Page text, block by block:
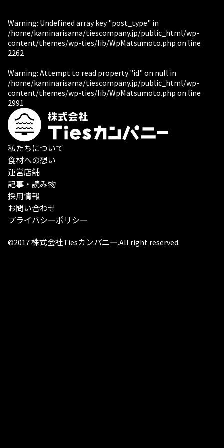
Warning: Undefined array key "post_type" in
/home/kaminarisama/tiescompany.jp/public_html/wp-
content/themes/wp-ties/lib/WpMatsumoto.php on line
2262
Warning: Attempt to read property "id" on null in
/home/kaminarisama/tiescompany.jp/public_html/wp-
content/themes/wp-ties/lib/WpMatsumoto.php on line
2991
私たちについて
食材への想い
運営店舗
記事・読み物
採用情報
お問い合わせ
プライバシーポリシー
©2017 株式会社Tiesカンパニー.All right reserved.